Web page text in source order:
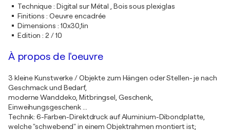
Technique: Digital sur Métal , Bois sous plexiglas
Finitions : Oeuvre encadrée
Dimensions : 10x30,1in
Edition : 2 / 10
À propos de l'oeuvre
3 kleine Kunstwerke / Objekte zum Hängen oder Stellen- je nach
Geschmack und Bedarf,
moderne Wanddeko, Mitbringsel, Geschenk,
Einweihungsgeschenk ...
Technik: 6-Farben-Direktdruck auf Aluminium-Dibondplatte,
welche "schwebend" in einem Objektrahmen montiert ist;